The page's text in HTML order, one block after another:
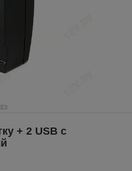
+ 2 USB с